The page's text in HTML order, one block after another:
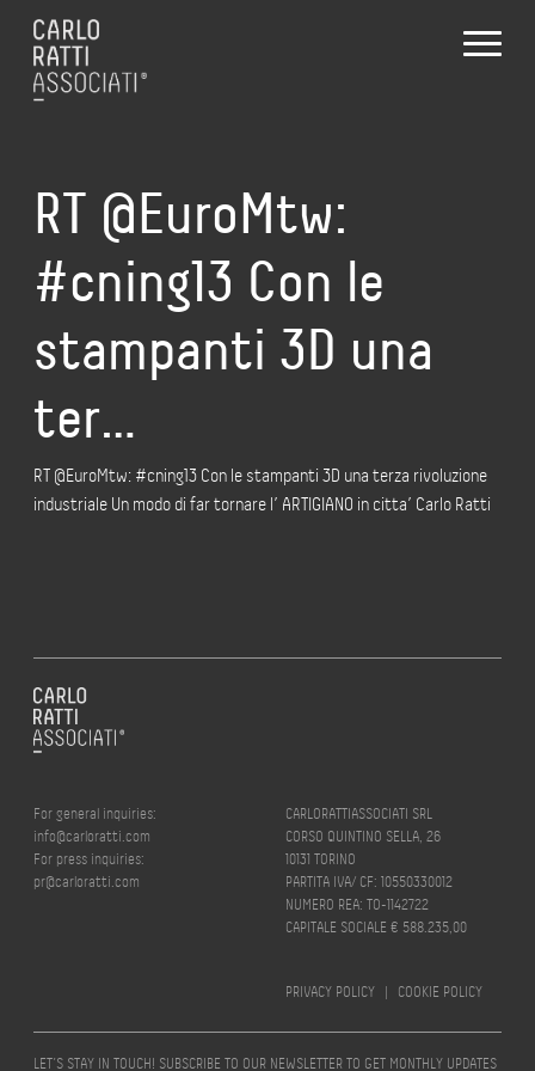
RT @EuroMtw:
#cning13 Con le
stampanti 3D una
ter…
RT @EuroMtw: #cning13 Con le stampanti 3D una terza rivoluzione
industriale Un modo di far tornare l’ ARTIGIANO in citta’ Carlo Ratti
For general inquiries:
info@carloratti.com
For press inquiries:
pr@carloratti.com
CARLORATTIASSOCIATI SRL
CORSO QUINTINO SELLA, 26
10131 TORINO
PARTITA IVA/ CF: 10550330012
NUMERO REA: TO-1142722
CAPITALE SOCIALE € 588.235,00
PRIVACY POLICY | COOKIE POLICY
LET’S STAY IN TOUCH! SUBSCRIBE TO OUR NEWSLETTER TO GET MONTHLY UPDATES